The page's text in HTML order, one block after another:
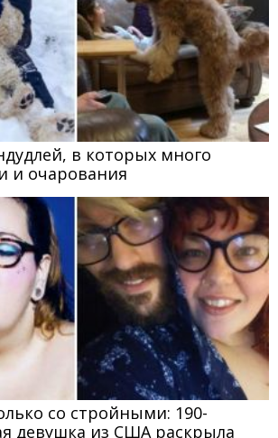
в которых много
и очарования
со стройными: 190-
девушка из США раскрыла